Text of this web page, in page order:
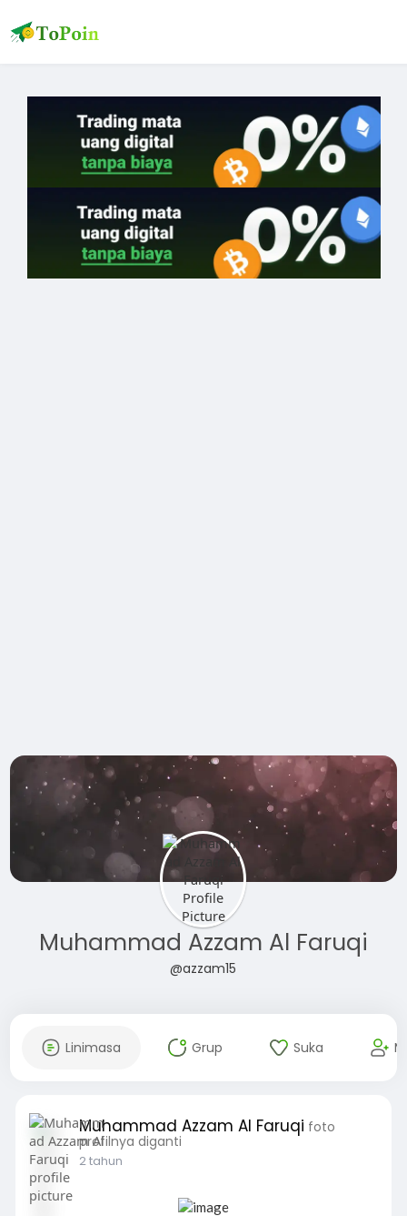
Muhammad Azzam Al Faruqi
@azzam15
Linimasa Grup Suka
Muhammad Azzam Al Faruqi foto
profilnya diganti
2 tahun